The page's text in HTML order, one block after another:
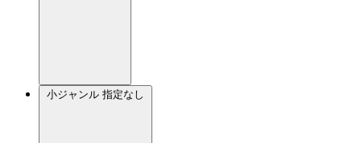
小ジャンル 指定なし